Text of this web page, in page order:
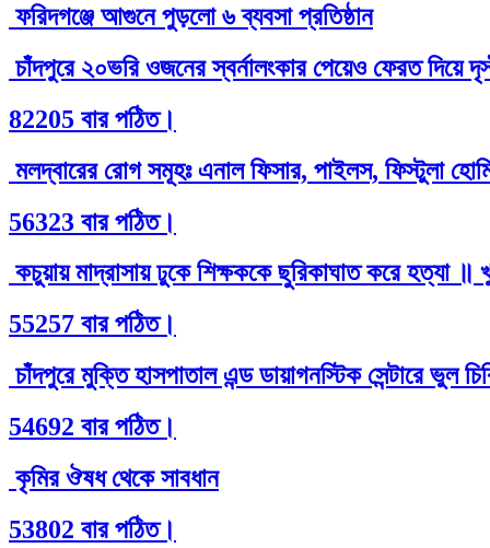
ফরিদগঞ্জে আগুনে পুড়লো ৬ ব্যবসা প্রতিষ্ঠান
চাঁদপুরে ২০ভরি ওজনের স্বর্নালংকার পেয়েও ফেরত দিয়ে
82205 বার পঠিত।
মলদ্বারের রোগ সমূহঃ এনাল ফিসার, পাইলস, ফিস্টুলা
56323 বার পঠিত।
কচুয়ায় মাদ্রাসায় ঢুকে শিক্ষককে ছুরিকাঘাত করে হত্যা ॥
55257 বার পঠিত।
চাঁদপুরে মুক্তি হাসপাতাল এন্ড ডায়াগনস্টিক সেন্টারে ভুল
54692 বার পঠিত।
কৃমির ঔষধ থেকে সাবধান
53802 বার পঠিত।